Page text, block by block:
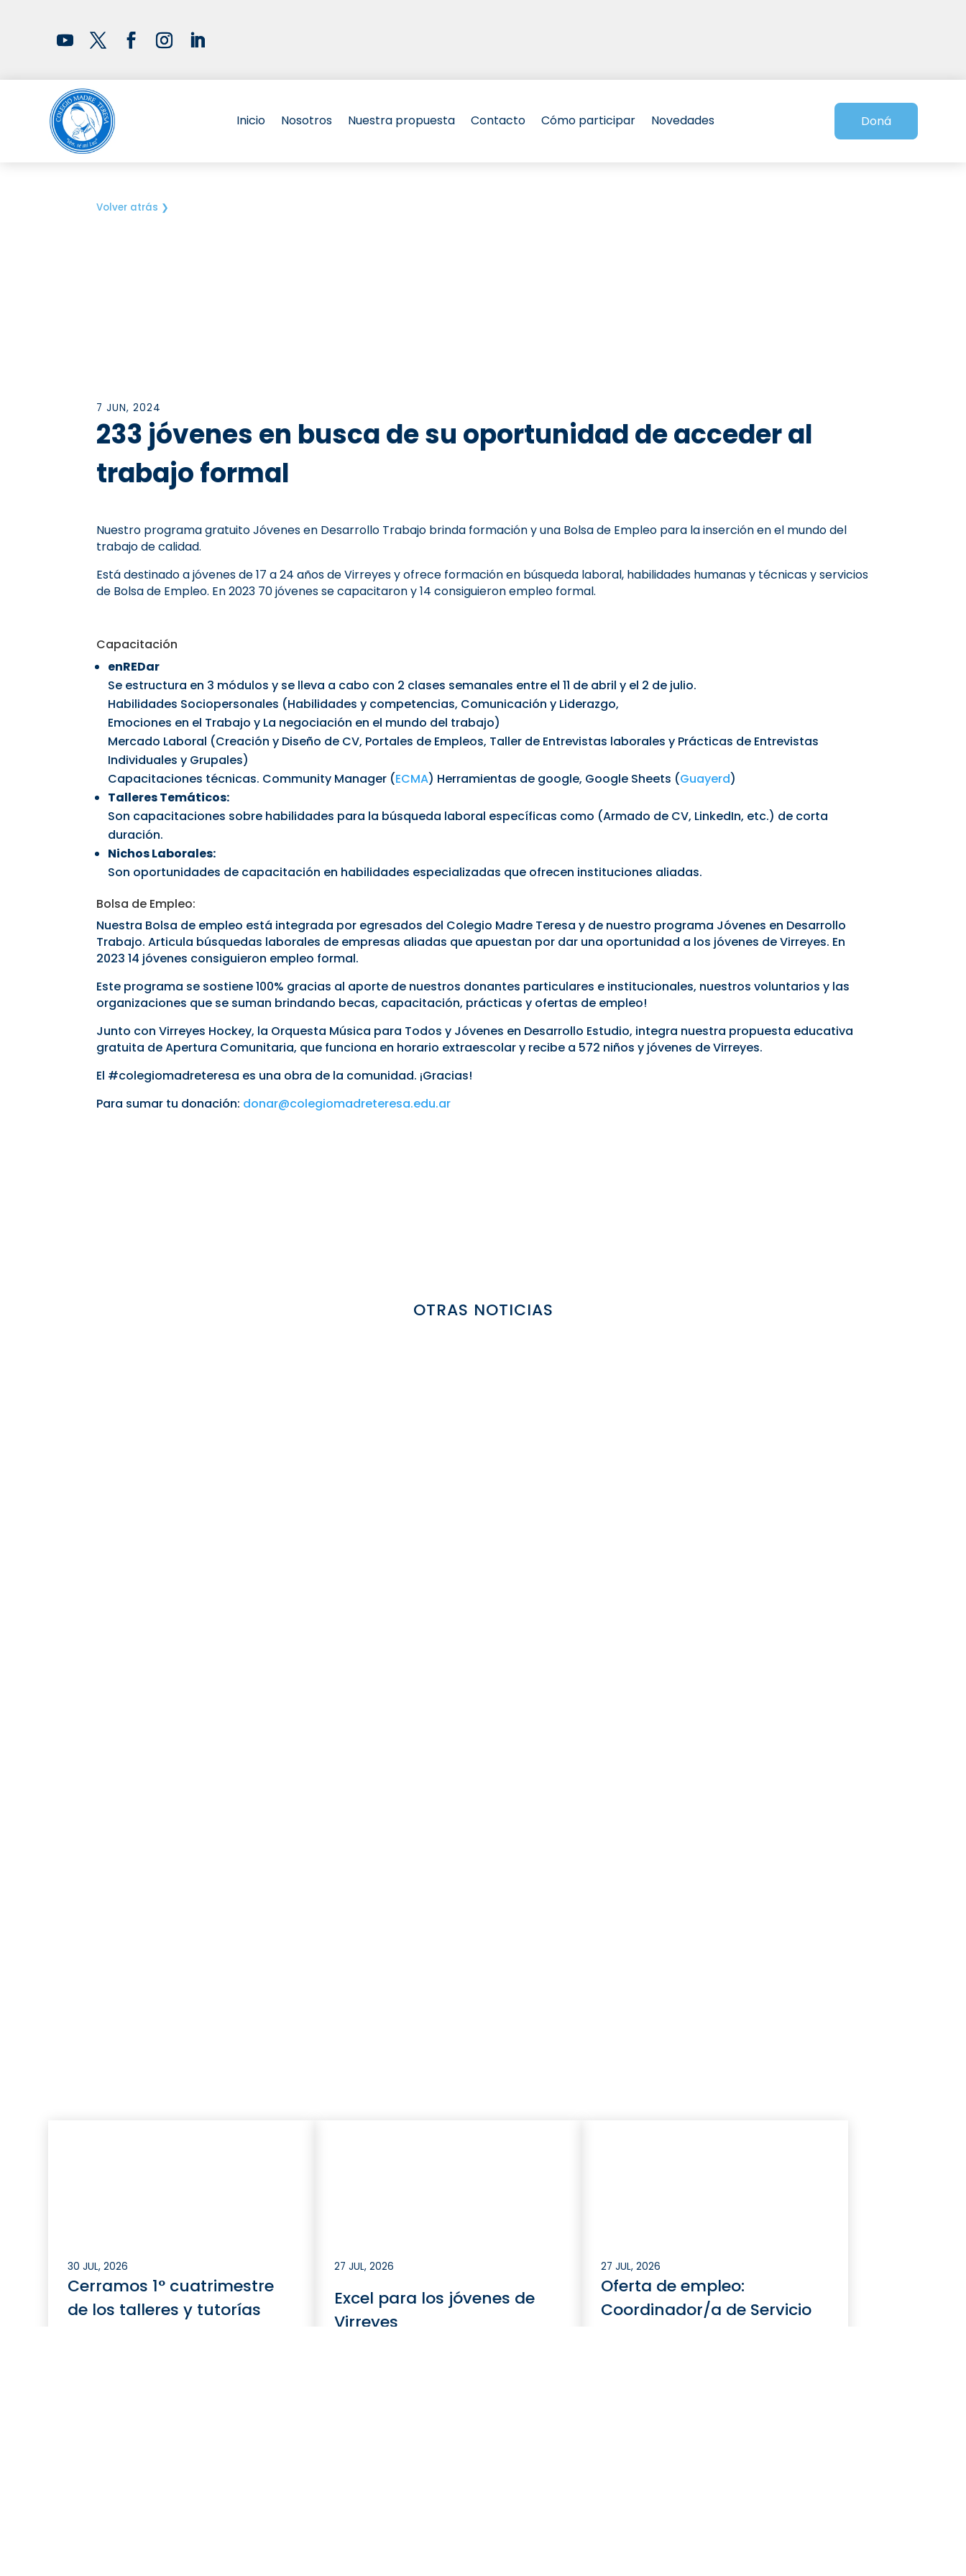
Inicio Nosotros Nuestra propuesta Contacto Cómo participar Novedades Doná
Volver atrás ❯
7 JUN, 2024
233 jóvenes en busca de su oportunidad de acceder al
trabajo formal
Nuestro programa gratuito Jóvenes en Desarrollo Trabajo brinda formación y una Bolsa de Empleo para la inserción en el mundo del
trabajo de calidad.
Está destinado a jóvenes de 17 a 24 años de Virreyes y ofrece formación en búsqueda laboral, habilidades humanas y técnicas y servicios
de Bolsa de Empleo. En 2023 70 jóvenes se capacitaron y 14 consiguieron empleo formal.
Capacitación
enREDar
Se estructura en 3 módulos y se lleva a cabo con 2 clases semanales entre el 11 de abril y el 2 de julio.
Habilidades Sociopersonales (Habilidades y competencias, Comunicación y Liderazgo,
Emociones en el Trabajo y La negociación en el mundo del trabajo)
Mercado Laboral (Creación y Diseño de CV, Portales de Empleos, Taller de Entrevistas laborales y Prácticas de Entrevistas
Individuales y Grupales)
Capacitaciones técnicas. Community Manager (ECMA) Herramientas de google, Google Sheets (Guayerd)
Talleres Temáticos:
Son capacitaciones sobre habilidades para la búsqueda laboral específicas como (Armado de CV, LinkedIn, etc.) de corta
duración.
Nichos Laborales:
Son oportunidades de capacitación en habilidades especializadas que ofrecen instituciones aliadas.
Bolsa de Empleo:
Nuestra Bolsa de empleo está integrada por egresados del Colegio Madre Teresa y de nuestro programa Jóvenes en Desarrollo
Trabajo. Articula búsquedas laborales de empresas aliadas que apuestan por dar una oportunidad a los jóvenes de Virreyes. En
2023 14 jóvenes consiguieron empleo formal.
Este programa se sostiene 100% gracias al aporte de nuestros donantes particulares e institucionales, nuestros voluntarios y las
organizaciones que se suman brindando becas, capacitación, prácticas y ofertas de empleo!
Junto con Virreyes Hockey, la Orquesta Música para Todos y Jóvenes en Desarrollo Estudio, integra nuestra propuesta educativa
gratuita de Apertura Comunitaria, que funciona en horario extraescolar y recibe a 572 niños y jóvenes de Virreyes.
El #colegiomadreteresa es una obra de la comunidad. ¡Gracias!
Para sumar tu donación: donar@colegiomadreteresa.edu.ar
OTRAS NOTICIAS
30 JUL, 2026
Cerramos 1° cuatrimestre
de los talleres y tutorías
27 JUL, 2026
Excel para los jóvenes de
Virreyes
27 JUL, 2026
Oferta de empleo:
Coordinador/a de Servicio